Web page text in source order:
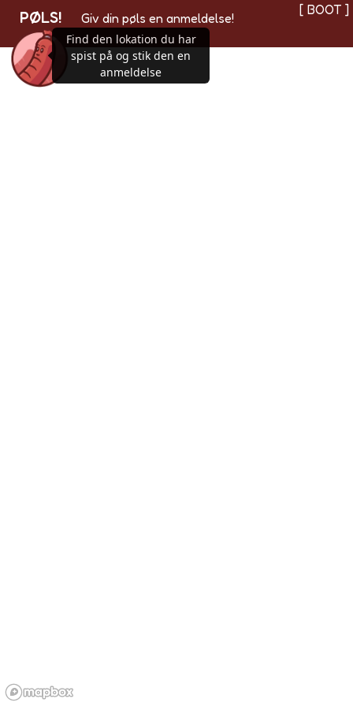
PØLS! Giv din pøls en anmeldelse!
[ BOOT ]
Find den lokation du har
spist på og stik den en
anmeldelse